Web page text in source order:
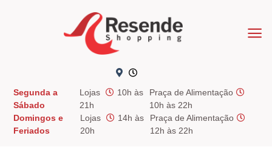
Segunda a
Sábado
Lojas
10h às
21h
Praça de Alimentação
10h às 22h
Domingos e
Feriados
Lojas
14h às
20h
Praça de Alimentação
12h às 22h